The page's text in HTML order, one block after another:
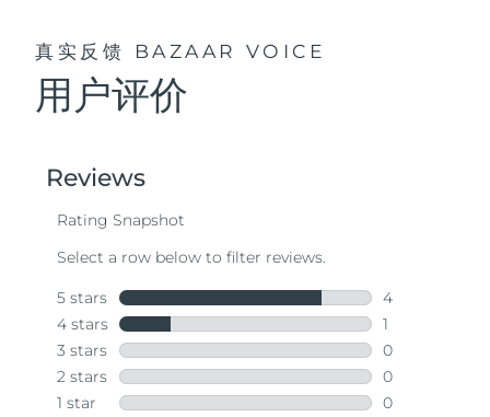
真实反馈 BAZAAR VOICE
用户评价